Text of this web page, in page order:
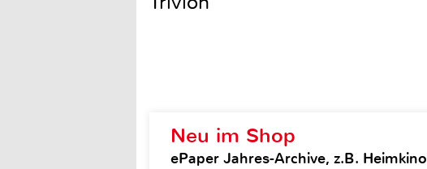
Neu im Shop
ePaper Jahres-Archive, z.B. Heimkino